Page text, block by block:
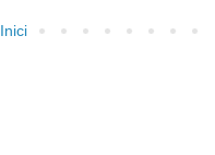
Inici